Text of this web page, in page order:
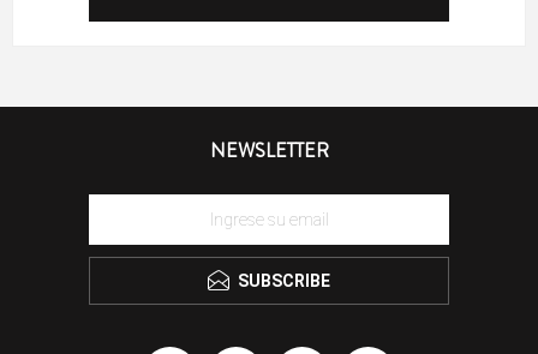
NEWSLETTER
SUBSCRIBE